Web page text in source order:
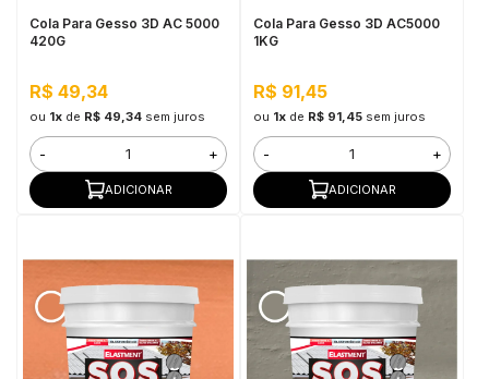
Cola Para Gesso 3D AC 5000
420G
R$ 49,34
ou 1xde R$ 49,34 sem juros
- +
ADICIONAR
Cola Para Gesso 3D AC5000
1KG
R$ 91,45
ou 1xde R$ 91,45 sem juros
- +
ADICIONAR